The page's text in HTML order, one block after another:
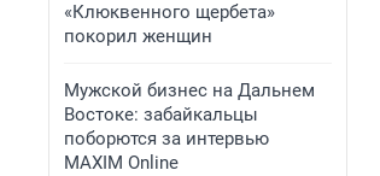
«Клюквенного щербета»
покорил женщин
Мужской бизнес на Дальнем
Востоке: забайкальцы
поборются за интервью
MAXIM Online